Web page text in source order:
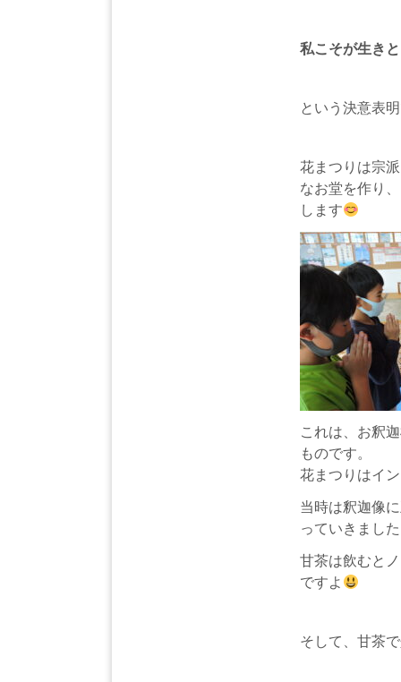
私こそが生き
という決意表
花まつりは宗
なお堂を作り、
します
これは、お釈
ものです。
花まつりはイ
当時は釈迦像
っていきまし
甘茶は飲むと
ですよ
そして、甘茶